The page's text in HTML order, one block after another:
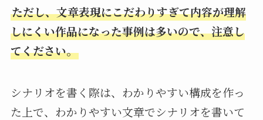
ただし、文章表現にこだわりすぎて内容が理解
しにくい作品になった事例は多いので、注意し
てください。
シナリオを書く際は、わかりやすい構成を作っ
た上で、わかりやすい文章でシナリオを書いて